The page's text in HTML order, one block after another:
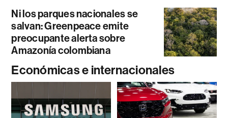
Ni los parques nacionales se
salvan: Greenpeace emite
preocupante alerta sobre
Amazonía colombiana
Económicas e internacionales